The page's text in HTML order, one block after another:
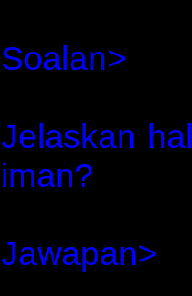
Soalan>
Jelaskan
iman?
Jawapan>